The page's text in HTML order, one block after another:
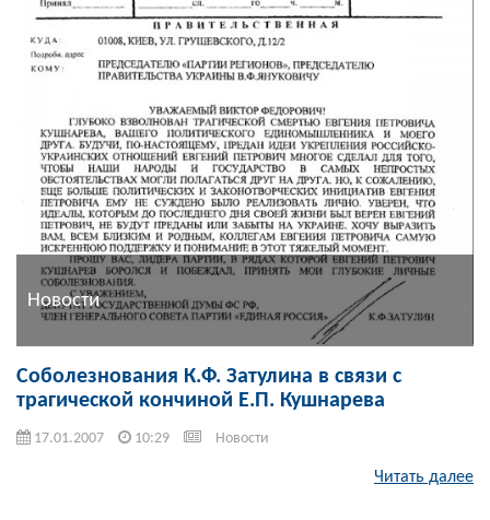
Новости
Соболезнования К.Ф. Затулина в связи с
трагической кончиной Е.П. Кушнарева
17.01.2007 10:29 Новости
Читать далее